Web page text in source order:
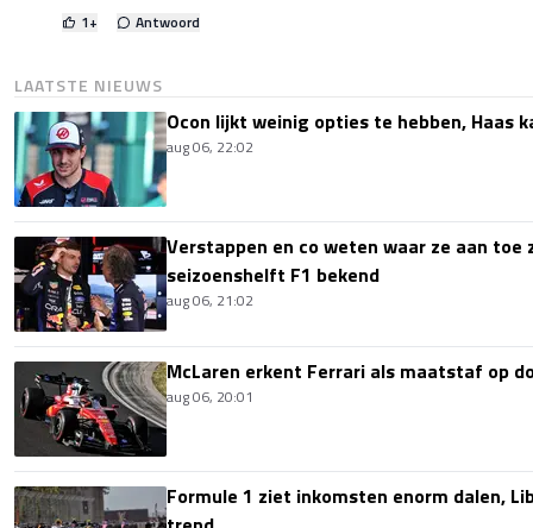
1+ Antwoord
LAATSTE NIEUWS
Ocon lijkt weinig opties te hebben, Haas
aug 06, 22:02
Verstappen en co weten waar ze aan
seizoenshelft F1 bekend
aug 06, 21:02
McLaren erkent Ferrari als maatstaf op
aug 06, 20:01
Formule 1 ziet inkomsten enorm dalen,